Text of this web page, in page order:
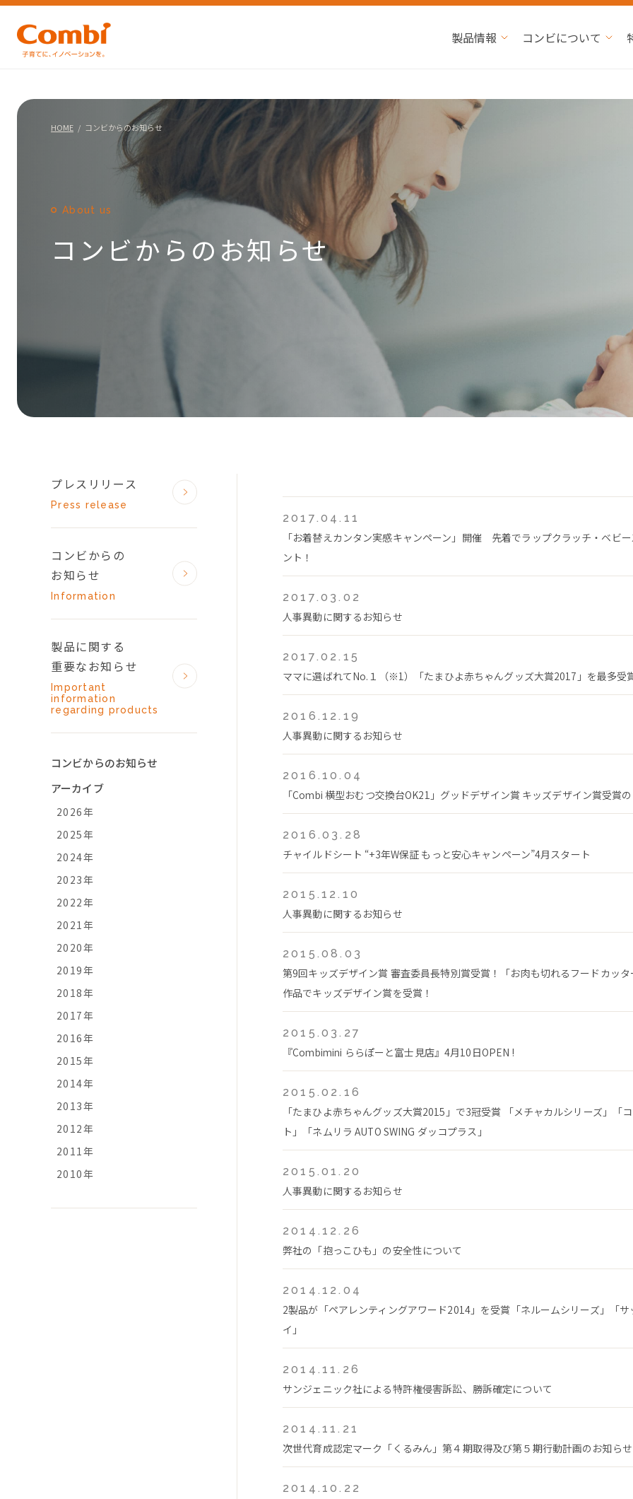
製品情報 コンビについて
HOME コンビからのお知らせ
About us
コンビからのお知らせ
2017.04.11
「お着替えカンタン実感キャンペーン」開催 先着でラップクラッチ・ベビ
ント！
2017.03.02
人事異動に関するお知らせ
2017.02.15
ママに選ばれてNo.１（※1）「たまひよ赤ちゃんグッズ大賞2017」を最多受
2016.12.19
人事異動に関するお知らせ
2016.10.04
「Combi 横型おむつ交換台OK21」グッドデザイン賞 キッズデザイン賞受賞
2016.03.28
チャイルドシート “+3年W保証 もっと安心キャンペーン”4月スタート
2015.12.10
人事異動に関するお知らせ
2015.08.03
第9回キッズデザイン賞 審査委員長特別賞受賞！「お肉も切れるフードカッ
作品でキッズデザイン賞を受賞！
2015.03.27
『Combimini ららぽーと富士見店』4月10日OPEN !
2015.02.16
「たまひよ赤ちゃんグッズ大賞2015」で3冠受賞 「メチャカルシリーズ」「
ト」「ネムリラ AUTO SWING ダッコプラス」
2015.01.20
人事異動に関するお知らせ
2014.12.26
弊社の「抱っこひも」の安全性について
2014.12.04
2製品が「ペアレンティングアワード2014」を受賞「ネルームシリーズ」「サ
イ」
2014.11.26
サンジェニック社による特許権侵害訴訟、勝訴確定について
2014.11.21
次世代育成認定マーク「くるみん」第４期取得及び第５期行動計画のお知らせ
2014.10.22
プレスリリース
Press release
コンビからの
お知らせ
Information
製品に関する
重要なお知らせ
Important
information
regarding products
コンビからのお知らせ
アーカイブ
2026年
2025年
2024年
2023年
2022年
2021年
2020年
2019年
2018年
2017年
2016年
2015年
2014年
2013年
2012年
2011年
2010年